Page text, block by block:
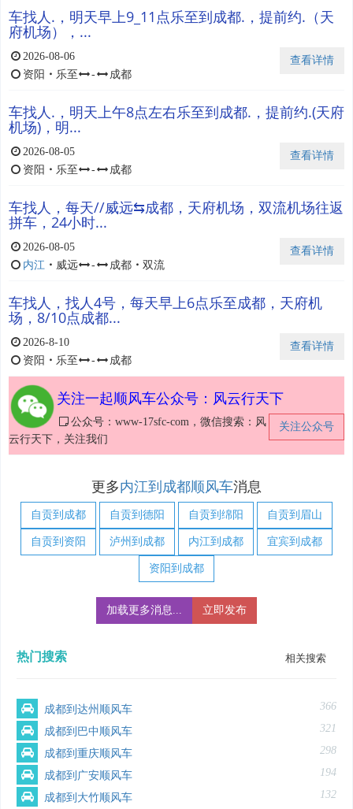
车找人.，明天早上9_11点乐至到成都.，提前约.（天
府机场），...
查看详情
2026-08-06
资阳 ・ 乐至 - 成都
车找人.，明天上午8点左右乐至到成都.，提前约.(天府
机场)，明...
查看详情
2026-08-05
资阳 ・ 乐至 - 成都
车找人，每天//威远⇆成都，天府机场，双流机场往返
拼车，24小时...
查看详情
2026-08-05
内江・ 威远 - 成都・ 双流
车找人，找人4号，每天早上6点乐至成都，天府机
场，8/10点成都...
查看详情
2026-8-10
资阳 ・ 乐至 - 成都
关注一起顺风车公众号：风云行天下
关注公众号
公众号：www-17sfc-com，微信搜索：风
云行天下，关注我们
更多内江到成都顺风车消息
自贡到成都 自贡到德阳 自贡到绵阳 自贡到眉山
自贡到资阳 泸州到成都 内江到成都 宜宾到成都
资阳到成都
加载更多消息... 立即发布
热门搜索 相关搜索
成都到达州顺风车 366
成都到巴中顺风车 321
成都到重庆顺风车 298
成都到广安顺风车 194
成都到大竹顺风车 132